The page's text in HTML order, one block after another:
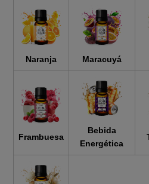
Naranja Maracuyá
Frambuesa
Bebida
Energética